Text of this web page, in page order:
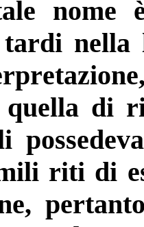
nome
nella
quella di
riti di